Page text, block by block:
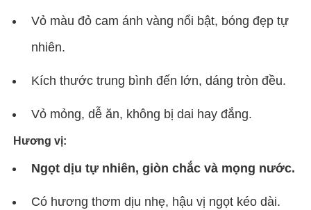
Vỏ màu đỏ cam ánh vàng nổi bật, bóng đẹp tự
nhiên.
Kích thước trung bình đến lớn, dáng tròn đều.
Vỏ mỏng, dễ ăn, không bị dai hay đắng.
Hương vị:
Ngọt dịu tự nhiên, giòn chắc và mọng nước.
Có hương thơm dịu nhẹ, hậu vị ngọt kéo dài.